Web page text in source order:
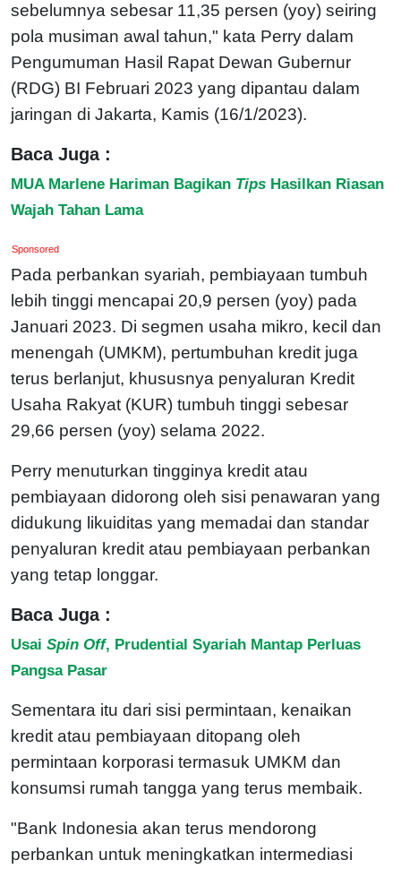
sebelumnya sebesar 11,35 persen (yoy) seiring
pola musiman awal tahun," kata Perry dalam
Pengumuman Hasil Rapat Dewan Gubernur
(RDG) BI Februari 2023 yang dipantau dalam
jaringan di Jakarta, Kamis (16/1/2023).
Baca Juga :
MUA Marlene Hariman Bagikan Tips Hasilkan Riasan
Wajah Tahan Lama
Sponsored
Pada perbankan syariah, pembiayaan tumbuh
lebih tinggi mencapai 20,9 persen (yoy) pada
Januari 2023. Di segmen usaha mikro, kecil dan
menengah (UMKM), pertumbuhan kredit juga
terus berlanjut, khususnya penyaluran Kredit
Usaha Rakyat (KUR) tumbuh tinggi sebesar
29,66 persen (yoy) selama 2022.
Perry menuturkan tingginya kredit atau
pembiayaan didorong oleh sisi penawaran yang
didukung likuiditas yang memadai dan standar
penyaluran kredit atau pembiayaan perbankan
yang tetap longgar.
Baca Juga :
Usai Spin Off, Prudential Syariah Mantap Perluas
Pangsa Pasar
Sementara itu dari sisi permintaan, kenaikan
kredit atau pembiayaan ditopang oleh
permintaan korporasi termasuk UMKM dan
konsumsi rumah tangga yang terus membaik.
"Bank Indonesia akan terus mendorong
perbankan untuk meningkatkan intermediasi